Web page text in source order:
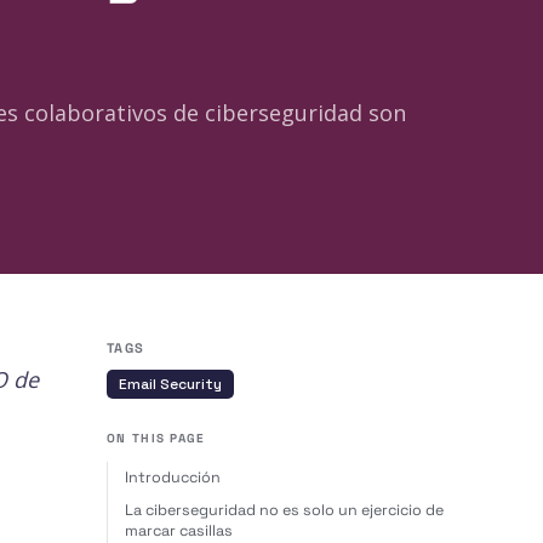
colaborativos de ciberseguridad son
de
TAGS
Email Security
ON THIS PAGE
Introducción
La ciberseguridad no es solo un ejercicio de
marcar casillas